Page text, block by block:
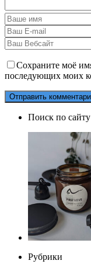
Сохраните моё
последующих моих
Поиск по сайту
Рубрики